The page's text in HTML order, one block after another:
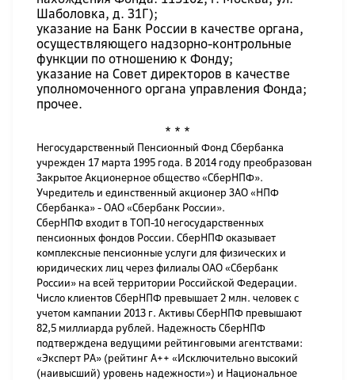
Шаболовка, д. 31Г);
указание на Банк России в качестве органа,
осуществляющего надзорно-контрольные
функции по отношению к Фонду;
указание на Совет директоров в качестве
уполномоченного органа управления Фонда;
прочее.
* * *
Негосударственный Пенсионный Фонд Сбербанка
учрежден 17 марта 1995 года. В 2014 году преобразован
Закрытое Акционерное общество «СберНПФ».
Учредитель и единственный акционер ЗАО «НПФ
Сбербанка» - ОАО «Сбербанк России».
СберНПФ входит в ТОП-10 негосударственных
пенсионных фондов России. СберНПФ оказывает
комплексные пенсионные услуги для физических и
юридических лиц через филиалы ОАО «Сбербанк
России» на всей территории Российской Федерации.
Число клиентов СберНПФ превышает 2 млн. человек c
учетом кампании 2013 г. Активы СберНПФ превышают
82,5 миллиарда рублей. Надежность СберНПФ
подтверждена ведущими рейтинговыми агентствами:
«Эксперт РА» (рейтинг А++ «Исключительно высокий
(наивысший) уровень надежности») и Национальное